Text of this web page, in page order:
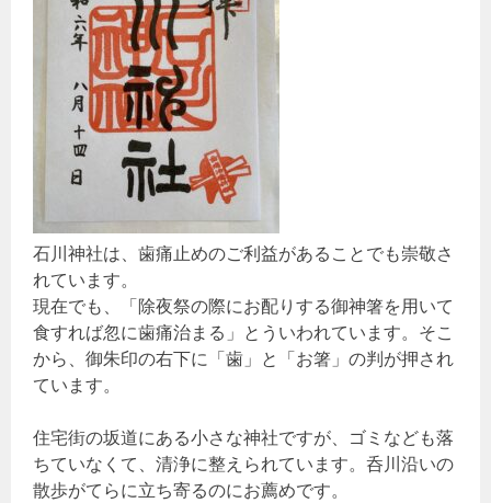
石川神社は、歯痛止めのご利益があることでも崇敬さ
れています。
現在でも、「除夜祭の際にお配りする御神箸を用いて
食すれば忽に歯痛治まる」とういわれています。そこ
から、御朱印の右下に「歯」と「お箸」の判が押され
ています。
住宅街の坂道にある小さな神社ですが、ゴミなども落
ちていなくて、清浄に整えられています。呑川沿いの
散歩がてらに立ち寄るのにお薦めです。